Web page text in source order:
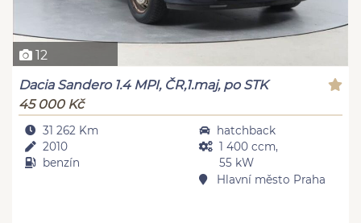
12
Dacia Sandero 1.4 MPI, ČR,1.maj, po STK
45 000 Kč
31 262 Km
2010
benzín
hatchback
1 400 ccm,
55 kW
Hlavní město Praha